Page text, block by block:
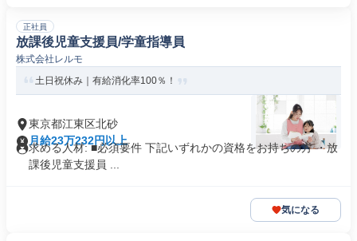
正社員
放課後児童支援員/学童指導員
株式会社レルモ
土日祝休み｜有給消化率100％！
東京都江東区北砂
月給23万232円以上
求める人材: ■必須要件 下記いずれかの資格をお持ちの方 ・放
課後児童支援員 ...
気になる